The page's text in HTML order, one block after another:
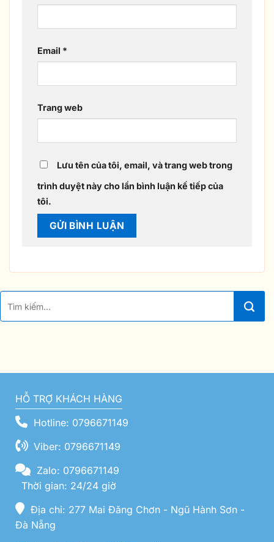
Email *
Trang web
Lưu tên của tôi, email, và trang web trong
trình duyệt này cho lần bình luận kế tiếp của
tôi.
HỖ TRỢ KHÁCH HÀNG
Hotline: 0796671149
Viber: 0796671149
Zalo: 0796671149
Thời gian: 24/24 giờ
Địa chỉ: 277 Mai Đăng Chơn - Ngũ Hành Sơn -
Đà Nẵng